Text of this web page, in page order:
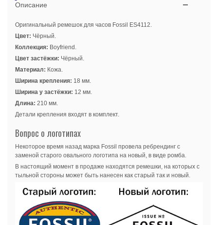
Описание
Оригинальный ремешок для часов Fossil ES4112.
Цвет: Чёрный.
Коллекция: Boyfriend.
Цвет застёжки: Чёрный.
Материал: Кожа.
Ширина крепления: 18 мм.
Ширина у застёжки: 12 мм.
Длина: 210 мм.
Детали крепления входят в комплект.
Вопрос о логотипах
Некоторое время назад марка Fossil провела ребрендинг с
заменой старого овального логотипа на новый, в виде ромба.
В настоящий момент в продаже находятся ремешки, на которых с
тыльной стороны может быть нанесен как старый так и новый.